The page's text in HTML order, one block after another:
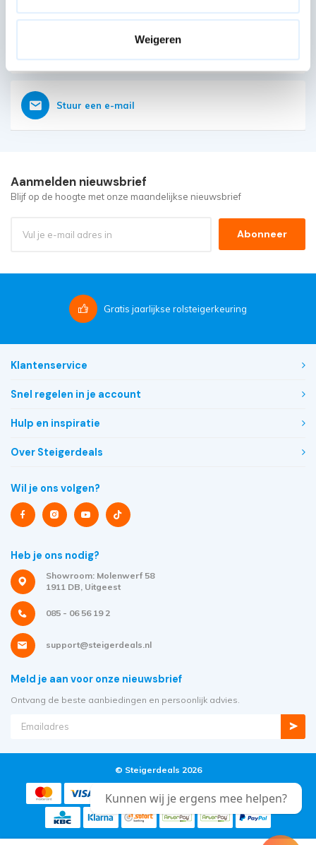
Weigeren
Vraag nu direct een offerte aan
Stuur een e-mail
Aanmelden nieuwsbrief
Blijf op de hoogte met onze maandelijkse nieuwsbrief
Abonneer
Gratis jaarlijkse rolsteigerkeuring
Klantenservice
Snel regelen in je account
Hulp en inspiratie
Over Steigerdeals
Wil je ons volgen?
Heb je ons nodig?
Showroom: Molenwerf 58
1911 DB, Uitgeest
085 - 06 56 19 2
support@steigerdeals.nl
Meld je aan voor onze nieuwsbrief
Ontvang de beste aanbiedingen en persoonlijk advies.
© Steigerdeals 2026
Kunnen wij je ergens mee helpen?